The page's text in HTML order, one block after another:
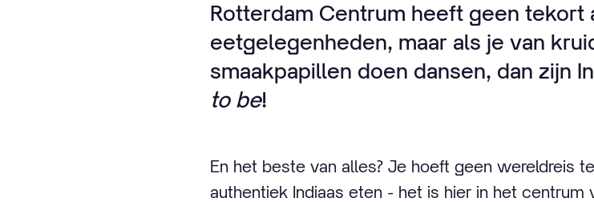
Rotterdam Centrum heeft geen tekort
eetgelegenheden, maar als je van
smaakpapillen doen dansen, dan zijn
to be!
En het beste van alles? Je hoeft geen wereldreis
authentiek Indiaas eten - het is hier in het